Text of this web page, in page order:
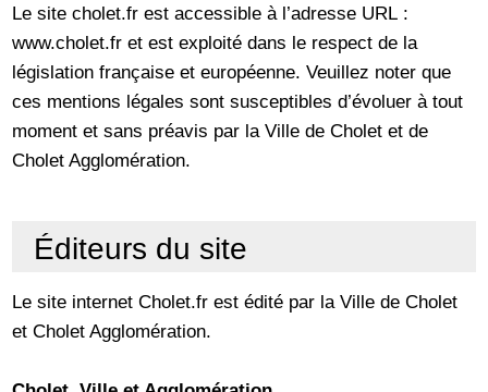
Le site cholet.fr est accessible à l’adresse URL :
www.cholet.fr et est exploité dans le respect de la
législation française et européenne. Veuillez noter que
ces mentions légales sont susceptibles d’évoluer à tout
moment et sans préavis par la Ville de Cholet et de
Cholet Agglomération.
Éditeurs du site
Le site internet Cholet.fr est édité par la Ville de Cholet
et Cholet Agglomération.